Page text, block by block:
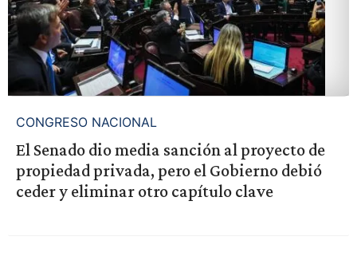
CONGRESO NACIONAL
El Senado dio media sanción al proyecto de
propiedad privada, pero el Gobierno debió
ceder y eliminar otro capítulo clave